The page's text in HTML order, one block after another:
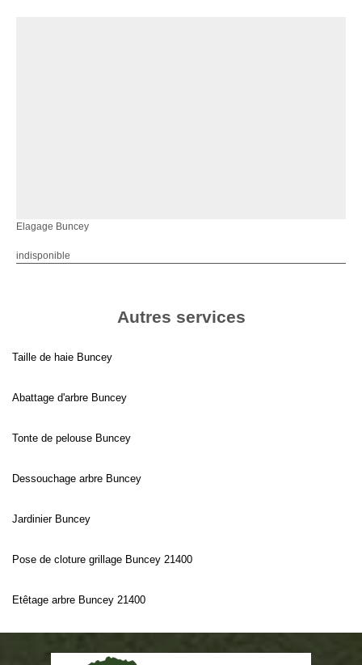
Elagage Buncey
indisponible
Autres services
Taille de haie Buncey
Abattage d'arbre Buncey
Tonte de pelouse Buncey
Dessouchage arbre Buncey
Jardinier Buncey
Pose de cloture grillage Buncey 21400
Etêtage arbre Buncey 21400